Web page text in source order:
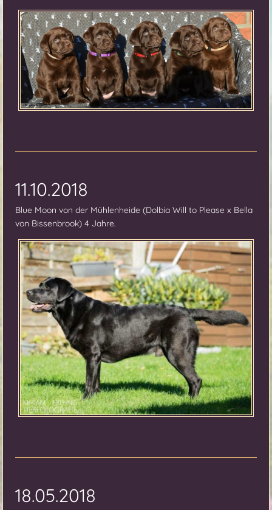
11.10.2018
Blue Moon von der Mühlenheide (Dolbia Will to Please x Bella
von Bissenbrook) 4 Jahre.
18.05.2018